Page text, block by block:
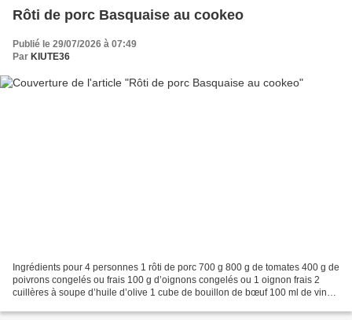
Rôti de porc Basquaise au cookeo
Publié le 29/07/2026 à 07:49
Par KIUTE36
Ingrédients pour 4 personnes 1 rôti de porc 700 g 800 g de tomates 400 g de
poivrons congelés ou frais 100 g d’oignons congelés ou 1 oignon frais 2
cuillères à soupe d’huile d’olive 1 cube de bouillon de bœuf 100 ml de vin